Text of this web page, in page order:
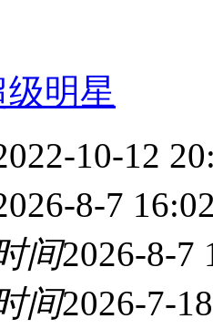
级明星
10-12
8-7
间2026-8-7
间2026-7-